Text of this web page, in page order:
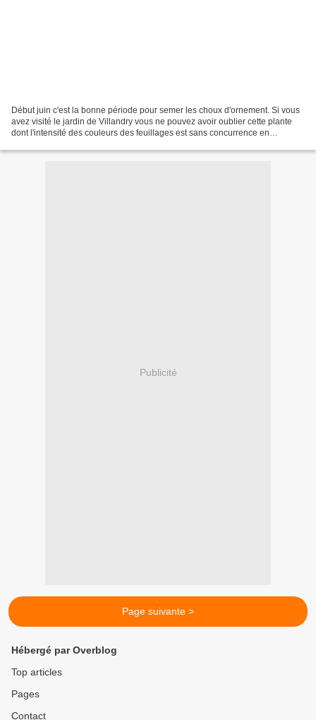
Début juin c'est la bonne période pour semer les choux d'ornement. Si vous
avez visité le jardin de Villandry vous ne pouvez avoir oublier cette plante
dont l'intensité des couleurs des feuillages est sans concurrence en
Publicité
Page suivante >
Hébergé par Overblog
Top articles
Pages
Contact